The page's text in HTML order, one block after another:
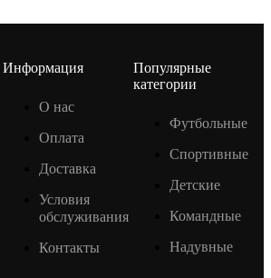
Информация
О нас
Оплата
Доставка
Условия
обслуживания
Контакты
Популярные
категории
Футбольные
Спортивные
Детские
Командные
Надувные